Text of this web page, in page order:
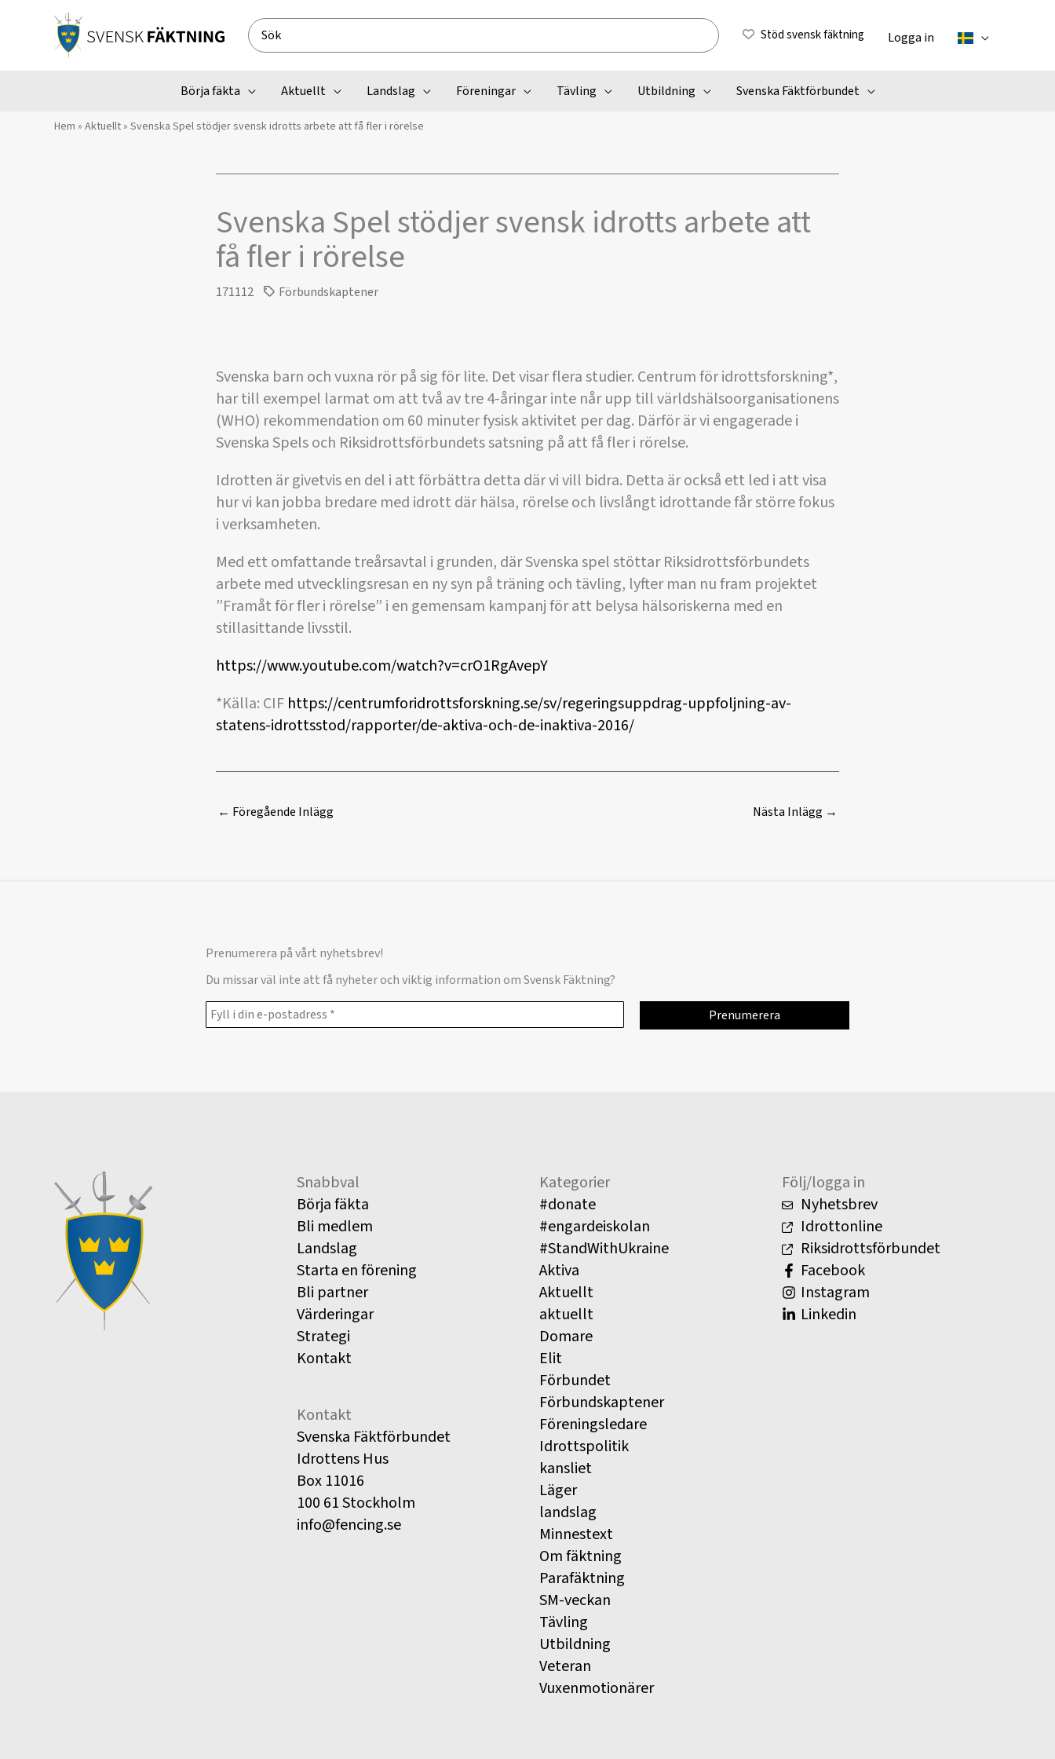
Search
for:
Stöd svensk fäktning Logga in
Börja fäkta Aktuellt Landslag Föreningar Tävling Utbildning Svenska Fäktförbundet
Hem » Aktuellt» Svenska Spel stödjer svensk idrotts arbete att få fler i rörelse
Svenska Spel stödjer svensk idrotts arbete att
få fler i rörelse
171112 Förbundskaptener
Svenska barn och vuxna rör på sig för lite. Det visar flera studier. Centrum för idrottsforskning*,
har till exempel larmat om att två av tre 4-åringar inte når upp till världshälsoorganisationens
(WHO) rekommendation om 60 minuter fysisk aktivitet per dag. Därför är vi engagerade i
Svenska Spels och Riksidrottsförbundets satsning på att få fler i rörelse.
Idrotten är givetvis en del i att förbättra detta där vi vill bidra. Detta är också ett led i att visa
hur vi kan jobba bredare med idrott där hälsa, rörelse och livslångt idrottande får större fokus
i verksamheten.
Med ett omfattande treårsavtal i grunden, där Svenska spel stöttar Riksidrottsförbundets
arbete med utvecklingsresan en ny syn på träning och tävling, lyfter man nu fram projektet
”Framåt för fler i rörelse” i en gemensam kampanj för att belysa hälsoriskerna med en
stillasittande livsstil.
https://www.youtube.com/watch?v=crO1RgAvepY
*Källa: CIF https://centrumforidrottsforskning.se/sv/regeringsuppdrag-uppfoljning-av-
statens-idrottsstod/rapporter/de-aktiva-och-de-inaktiva-2016/
← Föregående Inlägg Nästa Inlägg →
Prenumerera på vårt nyhetsbrev!
Du missar väl inte att få nyheter och viktig information om Svensk Fäktning?
Snabbval
Börja fäkta
Bli medlem
Landslag
Starta en förening
Bli partner
Värderingar
Strategi
Kontakt
Kontakt
Svenska Fäktförbundet
Idrottens Hus
Box 11016
100 61 Stockholm
info@fencing.se
Kategorier
#donate
#engardeiskolan
#StandWithUkraine
Aktiva
Aktuellt
aktuellt
Domare
Elit
Förbundet
Förbundskaptener
Föreningsledare
Idrottspolitik
kansliet
Läger
landslag
Minnestext
Om fäktning
Parafäktning
SM-veckan
Tävling
Utbildning
Veteran
Vuxenmotionärer
Följ/logga in
Nyhetsbrev
Idrottonline
Riksidrottsförbundet
Facebook
Instagram
Linkedin